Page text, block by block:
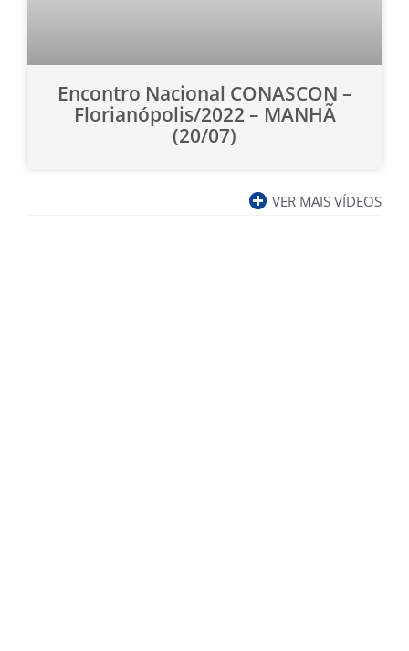
Encontro Nacional CONASCON –
Florianópolis/2022 – MANHÃ
(20/07)
VER MAIS VÍDEOS